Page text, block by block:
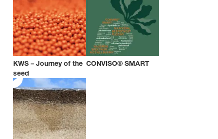
KWS – Journey of the
seed
CONVISO® SMART